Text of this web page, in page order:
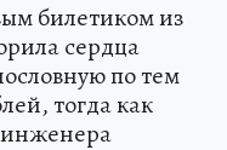
билетиком из
сердца
по тем
тогда как
инженера